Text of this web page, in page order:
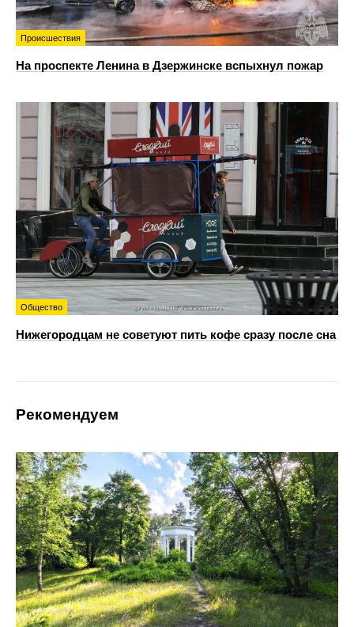
Происшествия
На проспекте Ленина в Дзержинске вспыхнул пожар
Общество
Нижегородцам не советуют пить кофе сразу после сна
Рекомендуем